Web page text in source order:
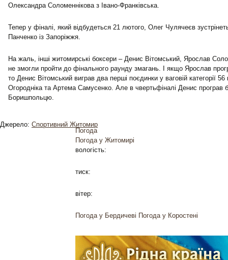
Олександра Соломеннікова з Івано-Франківська.
Тепер у фіналі, який відбудеться 21 лютого, Олег Чулячеєв
Панченко із Запоріжжя.
На жаль, інші житомирські боксери – Денис Вітомський, Ярослав
не змогли пройти до фінального раунду змагань. І якщо Ярослав
то Денис Вітомський виграв два перші поєдинки у ваговій категорії 56
Огородніка та Артема Самусенко. Але в чвертьфіналі Денис програв
Боришпольцю.
Джерело: Спортивний Житомир
Погода
Погода у Житомирі
вологість:
тиск:
вітер:
Погода у Бердичеві Погода у Коростені